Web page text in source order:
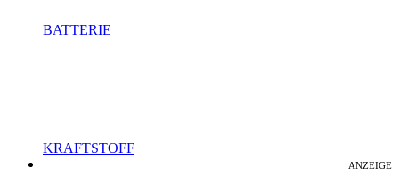
BATTERIE
KRAFTSTOFF
ANZEIGE